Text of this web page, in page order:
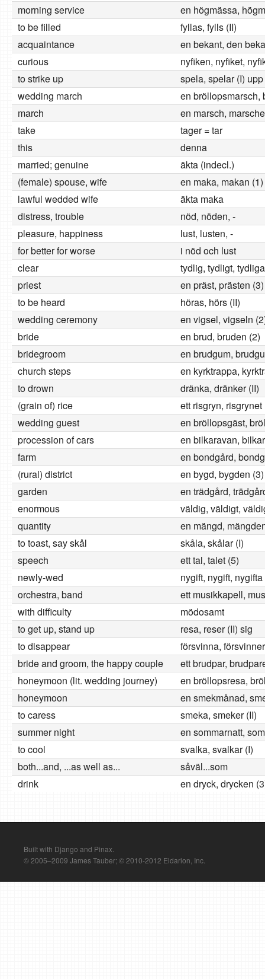
morning service
en högmässa,
to be filled
fyllas, fylls (II)
acquaintance
en bekant, den
curious
nyfiken, nyfiket,
to strike up
spela, spelar (I) upp
wedding march
en bröllopsmarsch,
march
en marsch,
take
tager = tar
this
denna
married; genuine
äkta (indecl.)
(female) spouse, wife
en maka, makan (1)
lawful wedded wife
äkta maka
distress, trouble
nöd, nöden, -
pleasure, happiness
lust, lusten, -
for better for worse
i nöd och lust
clear
tydlig, tydligt, tydliga
priest
en präst, prästen (3)
to be heard
höras, hörs (II)
wedding ceremony
en vigsel, vigseln
bride
en brud, bruden (2)
bridegroom
en brudgum,
church steps
en kyrktrappa,
to drown
dränka, dränker (II)
(grain of) rice
ett risgryn, risgrynet
wedding guest
en bröllopsgäst,
procession of cars
en bilkaravan,
farm
en bondgård,
(rural) district
en bygd, bygden (3)
garden
en trädgård,
enormous
väldig, väldigt,
quantity
en mängd,
to toast, say skål
skåla, skålar (I)
speech
ett tal, talet (5)
newly-wed
nygift, nygift, nygifta
orchestra, band
ett musikkapell,
with difficulty
mödosamt
to get up, stand up
resa, reser (II) sig
to disappear
försvinna,
bride and groom, the happy couple
ett brudpar,
honeymoon (lit. wedding journey)
en bröllopsresa,
honeymoon
en smekmånad,
to caress
smeka, smeker (II)
summer night
en sommarnatt,
to cool
svalka, svalkar (I)
both...and, ...as well as...
såväl...som
drink
en dryck, drycken
Built with Django and Pinax.
© 2005–2009 James Tauber; © 2010-2012 Eldarion, Inc.